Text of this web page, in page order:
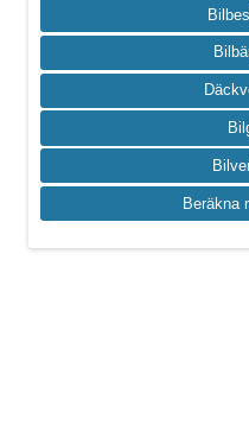
Beräkna